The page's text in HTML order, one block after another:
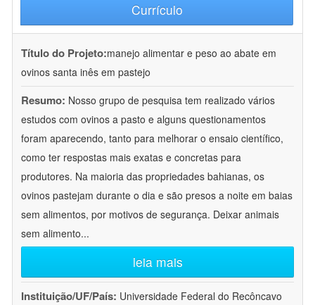
Currículo
Título do Projeto:manejo alimentar e peso ao abate em
ovinos santa inês em pastejo
Resumo: Nosso grupo de pesquisa tem realizado vários
estudos com ovinos a pasto e alguns questionamentos
foram aparecendo, tanto para melhorar o ensaio científico,
como ter respostas mais exatas e concretas para
produtores. Na maioria das propriedades bahianas, os
ovinos pastejam durante o dia e são presos a noite em baias
sem alimentos, por motivos de segurança. Deixar animais
sem alimento...
leia mais
Instituição/UF/País: Universidade Federal do Recôncavo